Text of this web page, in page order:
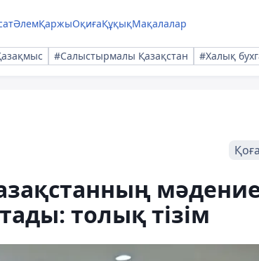
ӘлемҚаржыОқиғаҚұқықМақалалар
#Салыстырмалы Қазақстан #Халық
толық тізім